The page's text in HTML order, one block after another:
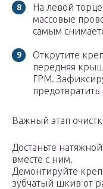
На левой
массовые
самым
Открутите
передняя
ГРМ.
Важный этап
Достаньте
вместе с ним.
Демонтируйте
зубчатый шкив от